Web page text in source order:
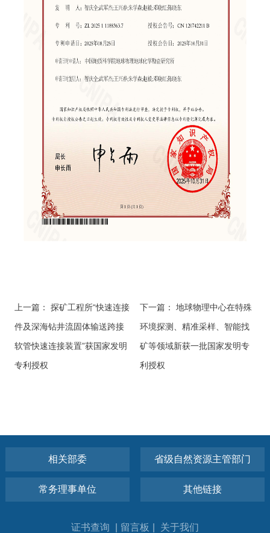
上一篇：
探矿工程所“快速连接
件及深海钻井流固体输送跨接
软管快速连接装置”获国家发明
专利授权
下一篇：
地球物理中心在特殊
环境探测、精准采样、智能找
矿等领域新获一批国家发明专
利授权
相关部委 省级自然资源主管部门
常务理事单位 其他链接
证书查询 留言板 关于我们